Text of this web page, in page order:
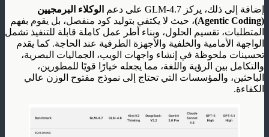
إضافة إلى ذلك، يركز GLM‑4.7 على دعم
الوكلاء البرمجيين
(Agentic Coding)
، حيث لا يكتفي بتوليد كود منفصل، بل يقوم بفهم
المتطلبات، تقسيم الحلول، وبناء أطر عمل كاملة قابلة للتنفيذ تشمل
الواجهة الأمامية والخلفية والأجهزة الطرفية عند الحاجة. كما يقدم
تحسينات ملحوظة في إنشاء واجهات الويب، الجماليات البصرية،
والتكامل بين الرؤية واللغة، مما يجعله خيارًا قويًا للمطورين،
الباحثين، والمؤسسات التي تحتاج إلى نموذج مفتوح الوزن عالي
الكفاءة.